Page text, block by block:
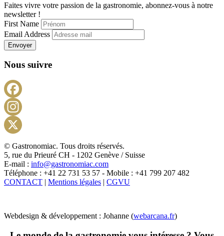
Faites vivre votre passion de la gastronomie, abonnez-vous à notre
newsletter !
First Name
Email Address
Envoyer
Nous suivre
X
© Gastronomiac. Tous droits réservés.
5, rue du Prieuré CH - 1202 Genève / Suisse
E-mail : info@gastronomiac.com
Téléphone : +41 22 731 53 57 - Mobile : +41 799 207 482
CONTACT | Mentions légales | CGVU
Webdesign & développement : Johanne (webarcana.fr)